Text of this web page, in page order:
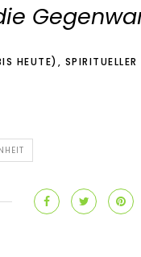
HEUTE), SPIRITUELLER